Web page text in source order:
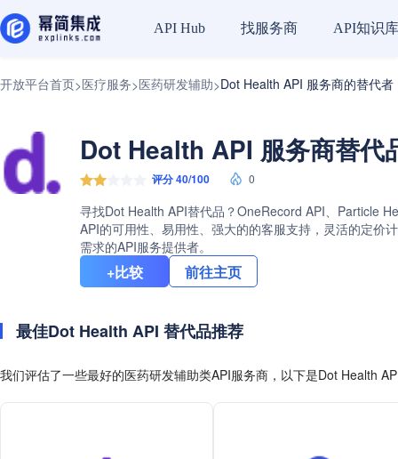
API Hub 找服务商 API知识库
开放平台首页>医疗服务>医药研发辅助>Dot Health API 服务商的替代者
Dot Health API 服务商替代
评分 40/100 0
寻找Dot Health API替代品？OneRecord API、Particle
API的可用性、易用性、强大的的客服支持，灵活的定价
需求的API服务提供者。
+比较 前往主页
最佳Dot Health API 替代品推荐
我们评估了一些最好的医药研发辅助类API服务商，以下是Dot Health